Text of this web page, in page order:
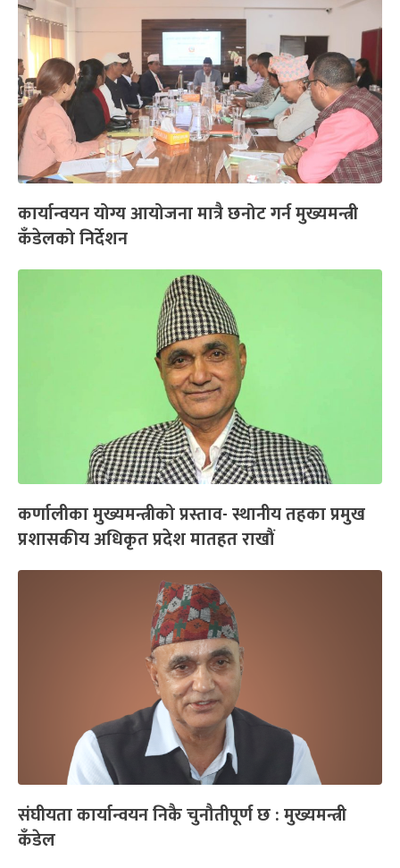
कार्यान्वयन योग्य आयोजना मात्रै छनोट गर्न मुख्यमन्त्री
कँडेलको निर्देशन
कर्णालीका मुख्यमन्त्रीको प्रस्ताव- स्थानीय तहका प्रमुख
प्रशासकीय अधिकृत प्रदेश मातहत राखौं
संघीयता कार्यान्वयन निकै चुनौतीपूर्ण छ : मुख्यमन्त्री
कँडेल